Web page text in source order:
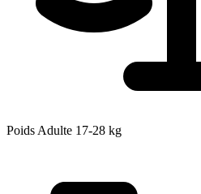
Poids Adulte 17-28 kg